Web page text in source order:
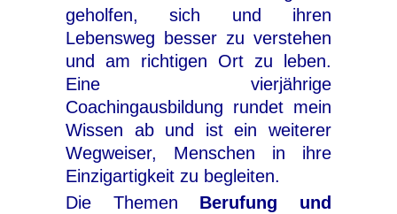
geholfen, sich und ihren
Lebensweg besser zu verstehen
und am richtigen Ort zu leben.
Eine vierjährige
Coachingausbildung rundet mein
Wissen ab und ist ein weiterer
Wegweiser, Menschen in ihre
Einzigartigkeit zu begleiten.
Die Themen Berufung und